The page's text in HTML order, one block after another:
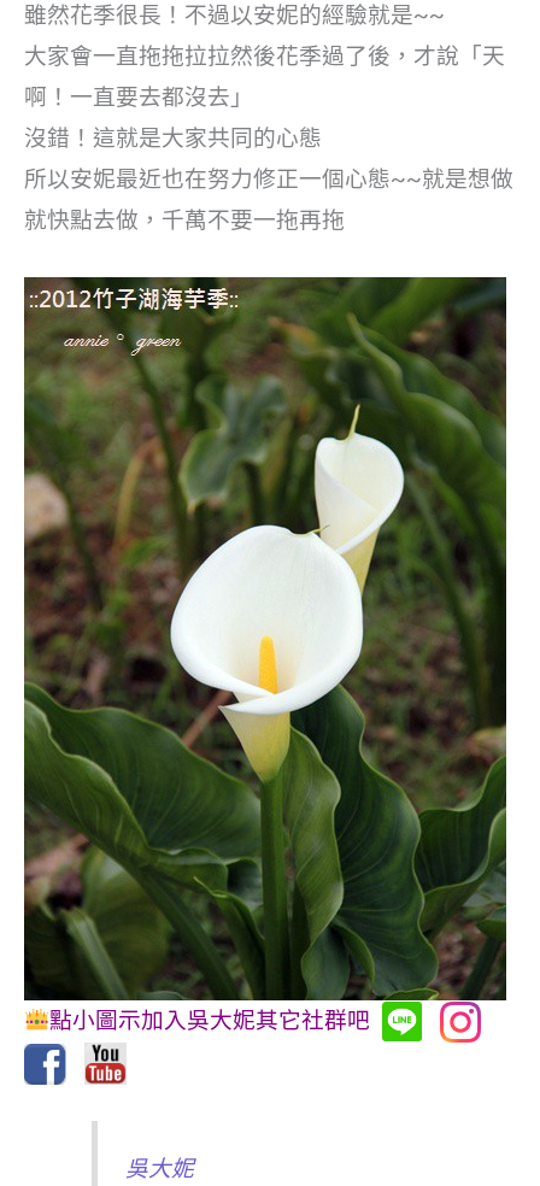
雖然花季很長！不過以安妮的經驗就是~~
大家會一直拖拖拉拉然後花季過了後，才說「天
啊！一直要去都沒去」
沒錯！這就是大家共同的心態
所以安妮最近也在努力修正一個心態~~就是想做
就快點去做，千萬不要一拖再拖
點小圖示加入吳大妮其它社群吧
吳大妮